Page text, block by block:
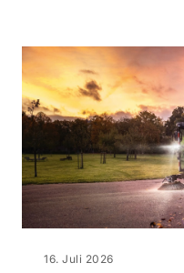
16. Juli 2026